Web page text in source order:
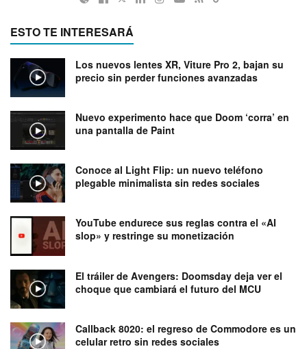
ESTO TE INTERESARÁ
Los nuevos lentes XR, Viture Pro 2, bajan su
precio sin perder funciones avanzadas
Nuevo experimento hace que Doom ‘corra’ en
una pantalla de Paint
Conoce al Light Flip: un nuevo teléfono
plegable minimalista sin redes sociales
YouTube endurece sus reglas contra el «AI
slop» y restringe su monetización
El tráiler de Avengers: Doomsday deja ver el
choque que cambiará el futuro del MCU
Callback 8020: el regreso de Commodore es un
celular retro sin redes sociales